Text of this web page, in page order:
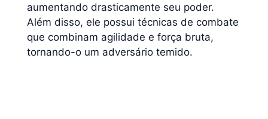
aumentando drasticamente seu poder.
Além disso, ele possui técnicas de combate
que combinam agilidade e força bruta,
tornando-o um adversário temido.